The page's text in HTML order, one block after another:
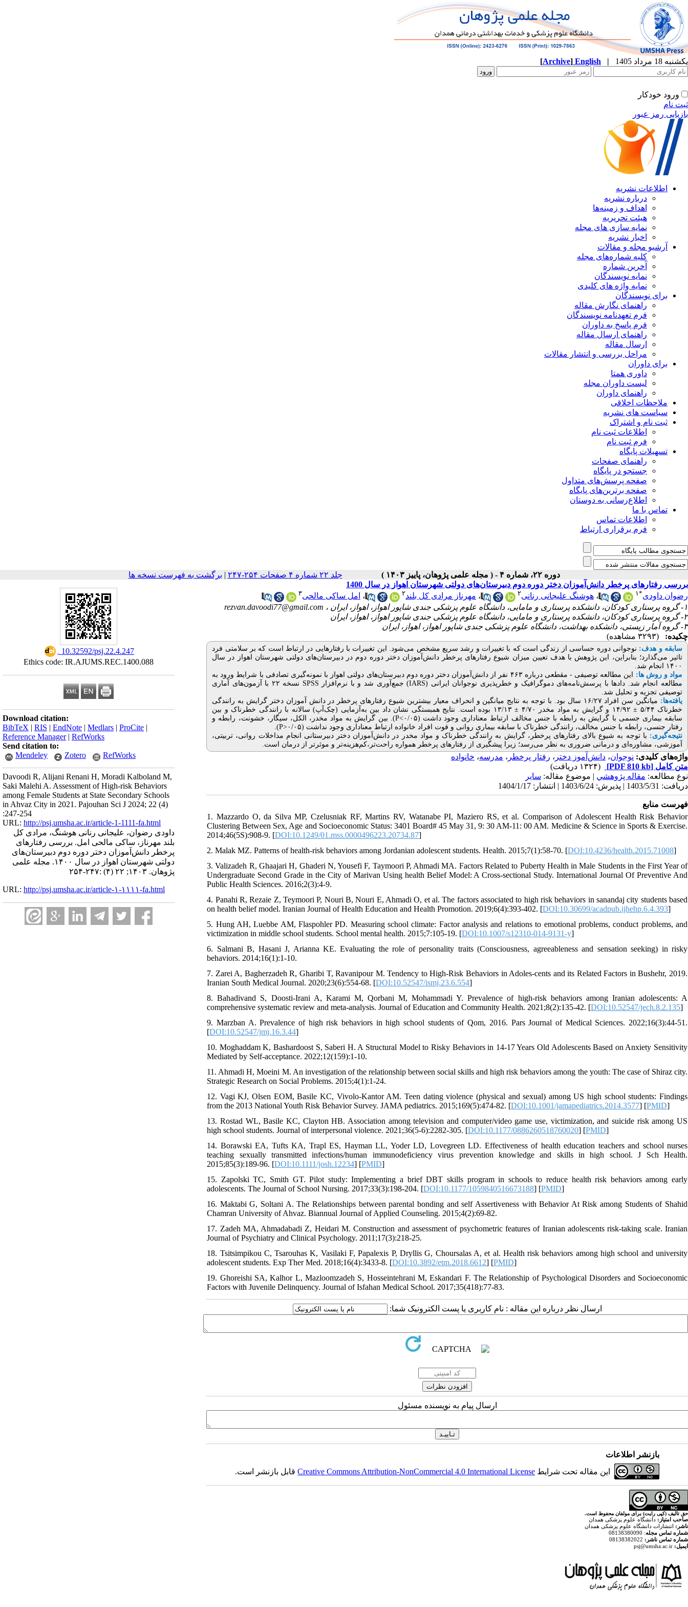
یکشنبه 18 مرداد 1405 |
English
[Archive]
ورود خودکار
ثبت نام
بازیابی رمز عبور
اطلاعات نشریه
درباره نشریه
اهداف و زمینه‌ها
هیئت تحریریه
نمایه سازی های مجله
اخبار نشریه
آرشیو مجله و مقالات
کلیه شماره‌های مجله
آخرین شماره
نمایه نویسندگان
نمایه واژه های کلیدی
برای نویسندگان
راهنمای نگارش مقاله
فرم تعهدنامه نویسندگان
فرم پاسخ به داوران
راهنمای ارسال مقاله
ارسال مقاله
مراحل بررسی و انتشار مقالات
برای داوران
داوری همتا
لیست داوران مجله
راهنمای داوران
ملاحظات اخلاقی
سیاست های نشریه
ثبت نام و اشتراک
اطلاعات ثبت نام
فرم ثبت نام
تسهیلات پایگاه
راهنمای صفحات
جستجو در پایگاه
صفحه پرسش‌های متداول
صفحه برترین‌های پایگاه
اطلاع‌رسانی به دوستان
تماس با ما
اطلاعات تماس
فرم برقراری ارتباط
دوره ۲۲، شماره ۴ - ( مجله علمی پژوهان، پاییز ۱۴۰۳ ) جلد ۲۲ شماره ۴ صفحات ۲۵۴-۲۴۷ | برگشت به فهرست نسخه ها
‎ 10.32592/psj.22.4.247
Ethics code: IR.AJUMS.REC.1400.088
Download citation:
BibTeX | RIS | EndNote | Medlars | ProCite |
Reference Manager| RefWorks
Send citation to:
Mendeley
Zotero RefWorks
Davoodi R, Alijani Renani H, Moradi Kalboland M,
Saki Malehi A. Assessment of High-risk Behaviors
among Female Students at State Secondary Schools
in Ahvaz City in 2021. Pajouhan Sci J 2024; 22 (4)
:247-254
URL: http://psj.umsha.ac.ir/article-1-1111-fa.html
داودی رضوان، علیجانی رنانی هوشنگ، مرادی کل
بلند مهرناز، ساکی مالحی امل. بررسی رفتارهای
پرخطر دانش‌آموزان دختر دوره‌ دوم دبیرستان‌های
دولتی شهرستان اهواز در سال ۱۴۰۰. مجله علمی
پژوهان. ۱۴۰۳; ۲۲ (۴) :۲۴۷-۲۵۴
URL: http://psj.umsha.ac.ir/article-۱-۱۱۱۱-fa.html
بررسی رفتارهای پرخطر دانش‌آموزان دختر دوره‌ دوم دبیرستان‌های دولتی شهرستان اهواز در سال 1400
رضوان داودی*۱ ، هوشنگ علیجانی رنانی۲ ، مهرناز مرادی کل بلند۲ ، امل ساکی مالحی۳
۱- گروه پرستاری کودکان، دانشکده پرستاری و مامایی، دانشگاه علوم پزشکی جندی شاپور اهواز، اهواز، ایران ،
rezvan.davoodi77@gmail.com
۲- گروه پرستاری کودکان، دانشکده پرستاری و مامایی، دانشگاه علوم پزشکی جندی شاپور اهواز، اهواز، ایران
۳- گروه آمار زیستی، دانشکده بهداشت، دانشگاه علوم پزشکی جندی شاپور اهواز، اهواز، ایران
چکیده:
(۳۲۹۳ مشاهده)
سابقه و هدف: نوجوانی دوره حساسی از زندگی است که با تغییرات و رشد سریع مشخص می‌شود. این تغییرات با رفتارهایی در ارتباط است که بر سلامتی فرد
تاثیر می‌گذارد؛ بنابراین، این پژوهش با هدف تعیین میزان شیوع رفتارهای پرخطر دانش‌آموزان دختر دوره‌ دوم در دبیرستان‌های دولتی شهرستان اهواز در سال
۱۴۰۰ انجام شد.
مواد و روش ها:
این مطالعه توصیفی - مقطعی درباره ۴۶۳ نفر از دانش‌آموزان دختر دوره‌ دوم دبیرستان‌های دولتی اهواز با نمونه‌گیری تصادفی با شرایط ورود به
مطالعه انجام شد. داد‌ها با پرسش‌نامه‌های دموگرافیک و خطرپذیری نوجوانان ایرانی (IARS) جمع‌آوری شد و با نرم‌افزار SPSS
نسخه‌ ۲۲ با آزمون‌های آماری
توصیفی تجزیه ‌و تحلیل شد.
یافته‌ها:
میانگین سن افراد ۱۶/۲۷ سال بود. با توجه به نتایج میانگین و انحراف معیار بیشترین شیوع رفتارهای پرخطر در دانش آموزان دختر گرایش به رانندگی
خطرناک ۵/۴۴ ± ۱۴/۹۲ و گرایش به مواد مخدر ۴/۷۰ ± ۱۳/۱۳ بوده است. نتایج همبستگی نشان داد بین به‌آزمایی (چک‌آپ) سالانه با رانندگی خطرناک و بین
سابقه بیماری جسمی با گرایش به رابطه با جنس مخالف ارتباط معنا‌داری وجود داشت (۰/۰۵
P<). بین گرایش به مواد مخدر، الکل، سیگار، خشونت، رابطه و
رفتار جنسی، رابطه با جنس مخالف، رانندگی خطرناک با سابقه بیماری روانی و فوت افراد خانواده ارتباط معنا‌داری وجود نداشت (۰/۰۵
P>
).
نتیجه‌گیری: با توجه به شیوع بالای رفتارهای پرخطر، گرایش به رانندگی خطرناک و مواد مخدر در دانش‌آموزان دختر دبیرستانی انجام مداخلات روانی، تربیتی،
آموزشی، مشاوره‌ای و درمانی ضروری به نظر می‌رسد؛ زیرا پیشگیری از رفتارهای پرخطر همواره راحت‌تر،کم‌هزینه‌تر و موثرتر از درمان است.
واژه‌های کلیدی: نوجوان، دانش‌آموز دختر ، رفتار پرخطر ، مدرسه، خانواده
متن کامل [PDF 810 kb]
(۱۳۲۴ دریافت)
نوع مطالعه: مقاله پژوهشي | موضوع مقاله: سایر
دریافت: 1403/5/31 | پذیرش: 1403/6/24 | انتشار: 1404/1/17
فهرست منابع
1. Mazzardo O, da Silva MP, Czelusniak RF, Martins RV, Watanabe PI, Maziero RS, et al. Comparison of Adolescent Health Risk Behavior
Clustering Between Sex, Age and Socioeconomic Status: 3401 Board# 45 May 31, 9: 30 AM-11: 00 AM. Medicine & Science in Sports & Exercise.
2014;46(5S):908-9. [DOI:10.1249/01.mss.0000496223.20734.87]
2. Malak MZ. Patterns of health-risk behaviors among Jordanian adolescent students. Health. 2015;7(1):58-70. [DOI:10.4236/health.2015.71008]
3. Valizadeh R, Ghaajari H, Ghaderi N, Yousefi F, Taymoori P, Ahmadi MA. Factors Related to Puberty Health in Male Students in the First Year of
Undergraduate Second Grade in the City of Marivan Using health Belief Model: A Cross-sectional Study. International Journal Of Preventive And
Public Health Sciences. 2016;2(3):4-9.
4. Panahi R, Rezaie Z, Teymoori P, Nouri B, Nouri E, Ahmadi O, et al. The factors associated to high risk behaviors in sanandaj city students based
on health belief model. Iranian Journal of Health Education and Health Promotion. 2019;6(4):393-402. [DOI:10.30699/acadpub.ijhehp.6.4.393]
5. Hung AH, Luebbe AM, Flaspohler PD. Measuring school climate: Factor analysis and relations to emotional problems, conduct problems, and
victimization in middle school students. School mental health. 2015;7:105-19. [DOI:10.1007/s12310-014-9131-y]
6. Salmani B, Hasani J, Arianna KE. Evaluating the role of personality traits (Consciousness, agreeableness and sensation seeking) in risky
behaviors. 2014;16(1):1-10.
7. Zarei A, Bagherzadeh R, Gharibi T, Ravanipour M. Tendency to High-Risk Behaviors in Adoles-cents and its Related Factors in Bushehr, 2019.
Iranian South Medical Journal. 2020;23(6):554-68. [DOI:10.52547/ismj.23.6.554]
8. Bahadivand S, Doosti-Irani A, Karami M, Qorbani M, Mohammadi Y. Prevalence of high-risk behaviors among Iranian adolescents: A
comprehensive systematic review and meta-analysis. Journal of Education and Community Health. 2021;8(2):135-42. [DOI:10.52547/jech.8.2.135]
9. Marzban A. Prevalence of high risk behaviors in high school students of Qom, 2016. Pars Journal of Medical Sciences. 2022;16(3):44-51.
[DOI:10.52547/jmj.16.3.44]
10. Moghaddam K, Bashardoost S, Saberi H. A Structural Model to Risky Behaviors in 14-17 Years Old Adolescents Based on Anxiety Sensitivity
Mediated by Self-acceptance. 2022;12(159):1-10.
11. Ahmadi H, Moeini M. An investigation of the relationship between social skills and high risk behaviors among the youth: The case of Shiraz city.
Strategic Research on Social Problems. 2015;4(1):1-24.
12. Vagi KJ, Olsen EOM, Basile KC, Vivolo-Kantor AM. Teen dating violence (physical and sexual) among US high school students: Findings
from the 2013 National Youth Risk Behavior Survey. JAMA pediatrics. 2015;169(5):474-82. [DOI:10.1001/jamapediatrics.2014.3577] [PMID]
13. Rostad WL, Basile KC, Clayton HB. Association among television and computer/video game use, victimization, and suicide risk among US
high school students. Journal of interpersonal violence. 2021;36(5-6):2282-305. [DOI:10.1177/0886260518760020] [PMID]
14. Borawski EA, Tufts KA, Trapl ES, Hayman LL, Yoder LD, Lovegreen LD. Effectiveness of health education teachers and school nurses
teaching sexually transmitted infections/human immunodeficiency virus prevention knowledge and skills in high school. J Sch Health.
2015;85(3):189-96. [DOI:10.1111/josh.12234] [PMID]
15. Zapolski TC, Smith GT. Pilot study: Implementing a brief DBT skills program in schools to reduce health risk behaviors among early
adolescents. The Journal of School Nursing. 2017;33(3):198-204. [DOI:10.1177/1059840516673188] [PMID]
16. Maktabi G, Soltani A. The Relationships between parental bonding and self Assertiveness with Behavior At Risk among Students of Shahid
Chamran University of Ahvaz. Biannual Journal of Applied Counseling. 2015;4(2):69-82.
17. Zadeh MA, Ahmadabadi Z, Heidari M. Construction and assessment of psychometric features of Iranian adolescents risk-taking scale. Iranian
Journal of Psychiatry and Clinical Psychology. 2011;17(3):218-25.
18. Tsitsimpikou C, Tsarouhas K, Vasilaki F, Papalexis P, Dryllis G, Choursalas A, et al. Health risk behaviors among high school and university
adolescent students. Exp Ther Med. 2018;16(4):3433-8. [DOI:10.3892/etm.2018.6612] [PMID]
19. Ghoreishi SA, Kalhor L, Mazloomzadeh S, Hosseintehrani M, Eskandari F. The Relationship of Psychological Disorders and Socioeconomic
Factors with Juvenile Delinquency. Journal of Isfahan Medical School. 2017;35(418):77-83.
ارسال نظر درباره این مقاله : نام کاربری یا پست الکترونیک شما:
ارسال پیام به نویسنده مسئول
بازنشر اطلاعات
این مقاله تحت شرایط Creative Commons Attribution-NonCommercial 4.0 International Licenseقابل بازنشر است.
حق تالیف (کپی رایت) برای مولفان محفوظ است.
صاحب امتیاز: دانشگاه علوم پزشکی همدان
ناشر: انتشارات دانشگاه علوم پزشکی همدان
شماره تماس مجله: 08138380090
شماره تماس ناشر:
ایمیل: